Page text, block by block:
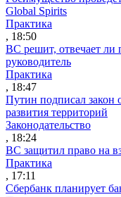
Global Spirits
Практика
, 18:50
ВС решит, отвечает
руководитель
Практика
, 18:47
Путин подписал закон
развития территорий
Законодательство
, 18:24
ВС защитил право на
Практика
, 17:11
Сбербанк планирует